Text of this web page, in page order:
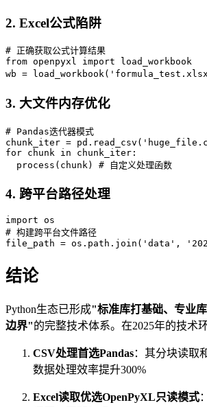
2. Excel公式陷阱
# 正确获取公式计算结果
from openpyxl import load_workbook
wb =
3. 大文件内存优化
# Pandas迭代器模式
chunk_iter =
for chunk in chunk_iter:
process(chunk) # 自定义处理函数
4. 跨平台路径处理
import os
# 构建跨平台文件路径
file_path = os.path.join('data',
结论
Python生态已形成"标准库打基础、专业
边界"的完整技术体系。在2025年的技术
CSV处理首选Pandas：其分块读取
数据处理效率提升300%
Excel读取优选OpenPyXL只读模式